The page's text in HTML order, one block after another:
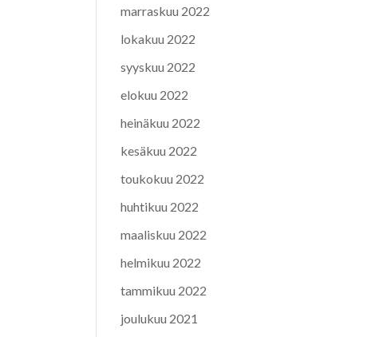
marraskuu 2022
lokakuu 2022
syyskuu 2022
elokuu 2022
heinäkuu 2022
kesäkuu 2022
toukokuu 2022
huhtikuu 2022
maaliskuu 2022
helmikuu 2022
tammikuu 2022
joulukuu 2021